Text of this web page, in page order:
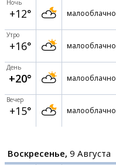
Ночь
+12° малооблачно
Утро
+16° малооблачно
День
+20° малооблачно
Вечер
+15° малооблачно
Воскресенье, 9 Августа